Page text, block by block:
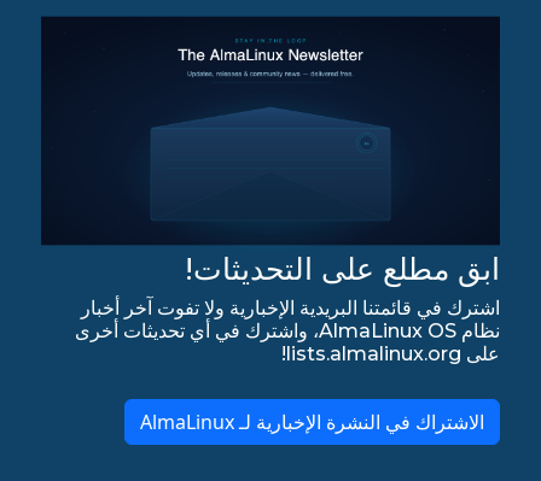
ابق مطلع على التحديثات!
اشترك في قائمتنا البريدية الإخبارية ولا تفوت آخر أخبار
نظام AlmaLinux OS، واشترك في أي تحديثات أخرى
على lists.almalinux.org!
الاشتراك في النشرة الإخبارية لـ AlmaLinux